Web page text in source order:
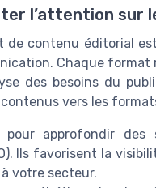
l’attention sur
contenu éditorial
Chaque
des besoins du
vers les
pour approfondir des
Ils favorisent la
votre secteur.